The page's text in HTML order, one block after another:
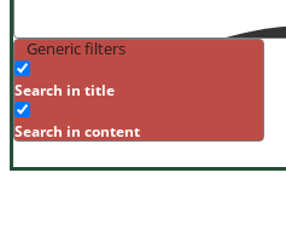
Generic filters
Search in title
Search in content